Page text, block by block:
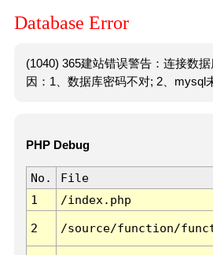
Database Error
(1040) 365建站错误警告：连接数
因：1、数据库密码不对; 2、mysql
PHP Debug
No. File
1
/index.php
2 /source/function/